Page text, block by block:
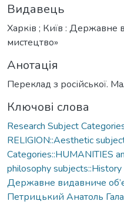
Видавець
Харків ; Київ : Державне
мистецтво»
Анотація
Переклад з російської.
Ключові слова
Research Subject
RELIGION::Aesthetic
Categories::HUMANITIES
philosophy
Державне видавниче
Петрицький Анатоль